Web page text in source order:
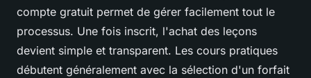
compte gratuit permet de gérer facilement tout le
processus. Une fois inscrit, l'achat des leçons
devient simple et transparent. Les cours pratiques
débutent généralement avec la sélection d'un forfait